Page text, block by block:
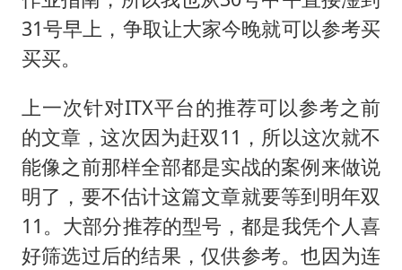
构建更高水平的全民健身公共服务体系
萌娃帮爷爷脱玉米 卖力干活超可爱
奋力开创中国式现代化建设新局面
31号早上，争取让大家今晚就可以参考买
买买。
上一次针对ITX平台的推荐可以参考之前
的文章，这次因为赶双11，所以这次就不
能像之前那样全部都是实战的案例来做说
明了，要不估计这篇文章就要等到明年双
11。大部分推荐的型号，都是我凭个人喜
好筛选过后的结果，仅供参考。也因为连